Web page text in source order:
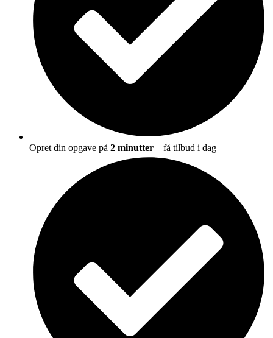
Opret din opgave på 2 minutter – få tilbud i dag